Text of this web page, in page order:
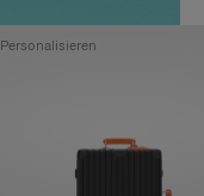
Personalisieren